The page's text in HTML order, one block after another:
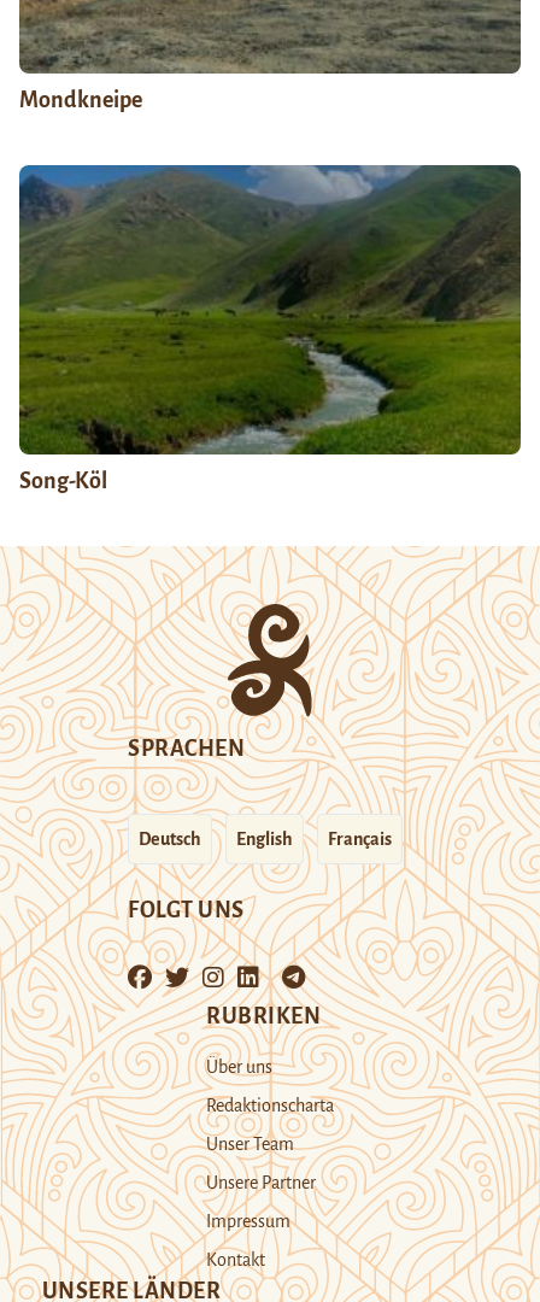
Mondkneipe
Song-Köl
SPRACHEN
Deutsch English Français
FOLGT UNS
RUBRIKEN
Über uns
Redaktionscharta
Unser Team
Unsere Partner
Impressum
Kontakt
UNSERE LÄNDER